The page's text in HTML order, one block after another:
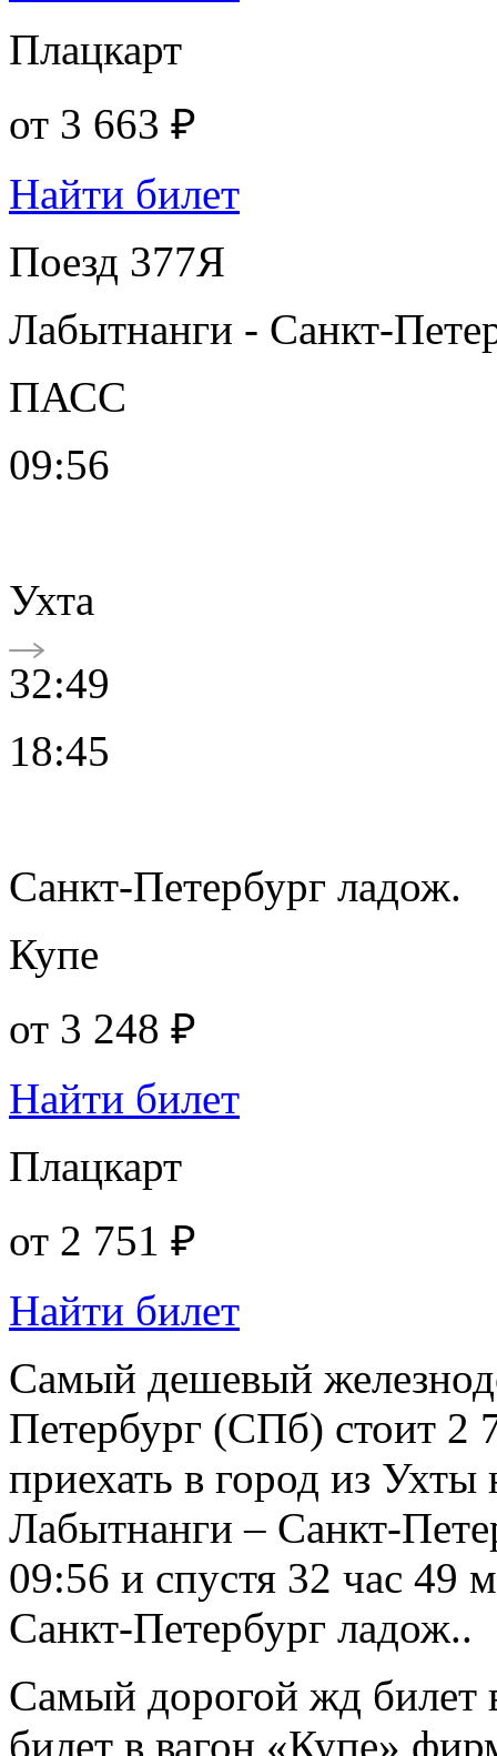
Плацкарт
от 3 663 ₽
Найти билет
Поезд 377Я
Лабытнанги - Санкт-
ПАСС
09:56
Ухта
32:49
18:45
Санкт-Петербург ладож.
Купе
от 3 248 ₽
Найти билет
Плацкарт
от 2 751 ₽
Найти билет
Самый дешевый
Петербург (СПб) стоит 2
приехать в город из
Лабытнанги – Санкт-
09:56 и спустя 32 час 49
Санкт-Петербург ладож..
Самый дорогой жд билет
билет в вагон «Купе»